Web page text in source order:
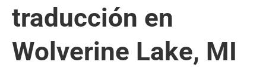
traducción en
Wolverine Lake, MI